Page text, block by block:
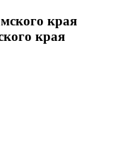
края
края